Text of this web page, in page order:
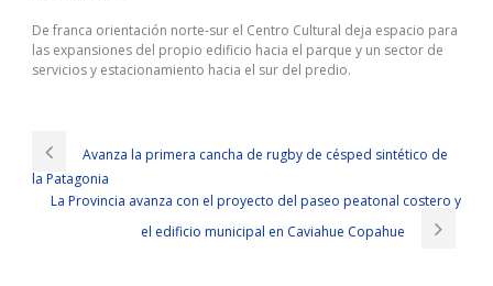
De franca orientación norte-sur el Centro Cultural deja espacio para
las expansiones del propio edificio hacia el parque y un sector de
servicios y estacionamiento hacia el sur del predio.
Avanza la primera cancha de rugby de césped sintético de
la Patagonia
La Provincia avanza con el proyecto del paseo peatonal costero y
el edificio municipal en Caviahue Copahue